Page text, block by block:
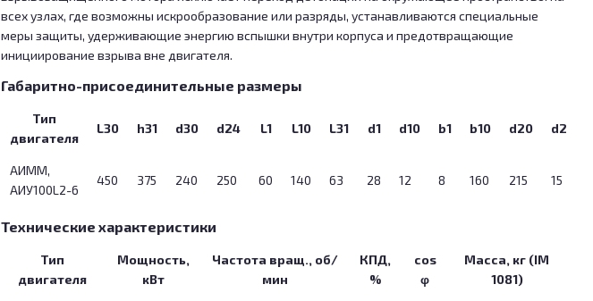
всех узлах, где возможны искрообразование или разряды, устанавливаются специальные
меры защиты, удерживающие энергию вспышки внутри корпуса и предотвращающие
инициирование взрыва вне двигателя.
Габаритно-присоединительные размеры
Тип
двигателя
L30 h31 d30 d24 L1 L10 L31 d1 d10 b1 b10 d20 d22
АИММ,
АИУ100L2-6
450 375 240 250 60 140 63 28 12 8 160 215 15
Технические характеристики
Тип
двигателя
Мощность,
кВт
Частота вращ., об/
мин
КПД,
%
cos
φ
Масса, кг (IM
1081)